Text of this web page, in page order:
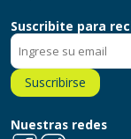
Suscribite para
Suscribirse
Nuestras redes